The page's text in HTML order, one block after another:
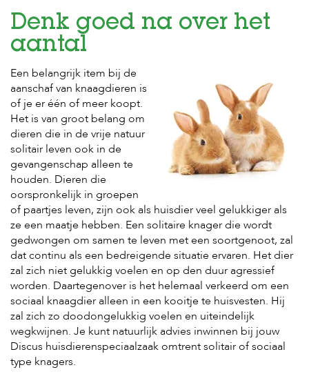
o
g
e
l
s
V
i
s
s
e
n
B
o
e
r
d
e
r
i
j
B
l
o
g
W
Denk goed na over het
aantal
Een belangrijk item bij de
aanschaf van knaagdieren is
of je er één of meer koopt.
Het is van groot belang om
dieren die in de vrije natuur
solitair leven ook in de
gevangenschap alleen te
houden. Dieren die
oorspronkelijk in groepen
of paartjes leven, zijn ook als huisdier veel gelukkiger als
ze een maatje hebben. Een solitaire knager die wordt
gedwongen om samen te leven met een soortgenoot, zal
dat continu als een bedreigende situatie ervaren. Het dier
zal zich niet gelukkig voelen en op den duur agressief
worden. Daartegenover is het helemaal verkeerd om een
sociaal knaagdier alleen in een kooitje te huisvesten. Hij
zal zich zo doodongelukkig voelen en uiteindelijk
wegkwijnen. Je kunt natuurlijk advies inwinnen bij jouw
Discus huisdierenspeciaalzaak omtrent solitair of sociaal
type knagers.